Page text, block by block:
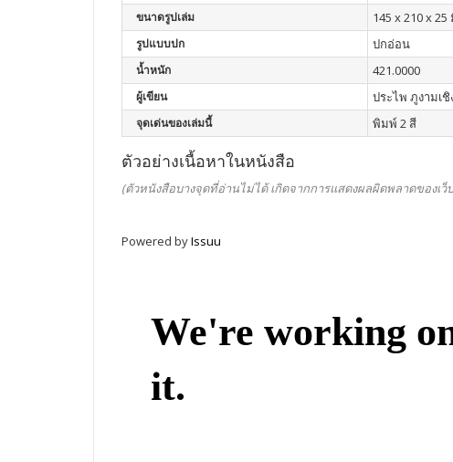
ขนาดรูปเล่ม 145 x 210 x
รูปแบบปก ปกอ่อน
น้ำหนัก 421.0000
ผู้เขียน ประไพ ภูงามเชิ
จุดเด่นของเล่มนี้ พิมพ์ 2 สี
ตัวอย่างเนื้อหาในหนังสือ
(ตัวหนังสือบางจุดที่อ่านไม่ได้ เกิดจากการแสดงผลผิดพลาดของเ
Powered byIssuu